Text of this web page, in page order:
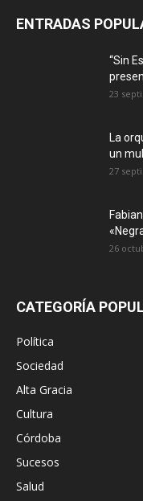
ENTRADAS
“Sin
23
La
un
27
26
CATEGORÍA
Política
Sociedad
Alta Gracia
Cultura
Córdoba
Sucesos
Salud